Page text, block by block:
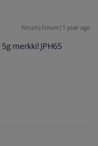
Forum|Forum|1 year ago
merkki! JPH65